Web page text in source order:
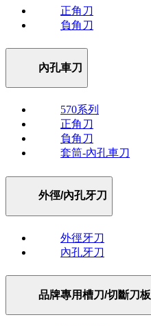
正角刀
負角刀
內孔車刀
570系列
正角刀
負角刀
套筒-內孔車刀
外徑/內孔牙刀
外徑牙刀
內孔牙刀
品牌專用槽刀/切斷刀板